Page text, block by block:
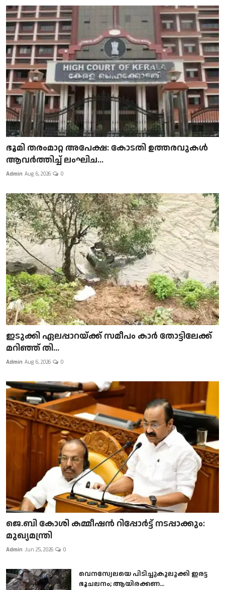
ഭൂമി തരംമാറ്റ അപേക്ഷ: കോടതി ഉത്തരവുകൾ
ആവർത്തിച്ച് ലംഘിച...
Admin Aug 6, 2026 0
ഇടുക്കി ഏലപ്പാറയ്ക്ക് സമീപം കാർ തോട്ടിലേക്ക്
മറിഞ്ഞ് തി...
Admin Aug 6, 2026 0
ജെ.ബി കോശി കമ്മീഷൻ റിപ്പോർട്ട് നടപ്പാക്കും:
മുഖ്യമന്ത്രി
Admin Jun 25, 2026 0
വെനസ്വേലയെ പിടിച്ചുകുലുക്കി ഇരട്ട
ഭൂചലനം; ആയിരക്കണ...